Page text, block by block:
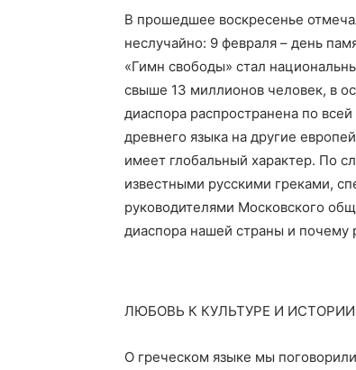
В прошедшее воскресенье
неслучайно: 9 февраля – день
«Гимн свободы» стал
свыше 13 миллионов человек, в
диаспора распространена по
древнего языка на другие
имеет глобальный характер. По
известными русскими греками,
руководителями Московского
диаспора нашей страны и почему
ЛЮБОВЬ К КУЛЬТУРЕ И ИСТОРИИ
О греческом языке мы